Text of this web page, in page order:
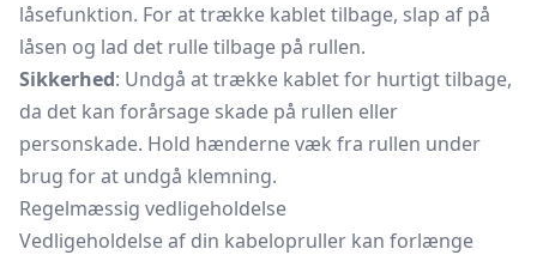
låsefunktion. For at trække kablet tilbage, slap af på
låsen og lad det rulle tilbage på rullen.
Sikkerhed: Undgå at trække kablet for hurtigt tilbage,
da det kan forårsage skade på rullen eller
personskade. Hold hænderne væk fra rullen under
brug for at undgå klemning.
Regelmæssig vedligeholdelse
Vedligeholdelse af din kabelopruller kan forlænge